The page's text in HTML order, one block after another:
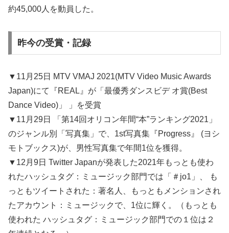
約45,000人を動員した。
昨今の受賞・記録
▼11月25日 MTV VMAJ 2021(MTV Video Music Awards
Japan)にて『REAL』が「最優秀ダンスビデ オ賞(Best
Dance Video)」 」を受賞
▼11月29日 「第14回オリコン年間“本”ランキング2021」
のジャンル別「写真集」で、1st写真集『Progress』 (ヨシ
モトブックス)が、男性写真集で年間1位を獲得。
▼12月9日 Twitter Japanが発表した2021年もっとも使わ
れたハッシュタグ：ミュージック部門では「＃jo1」、 も
っともツイートされた：著名人、もっともメンションされ
たアカウント：ミュージックで、1位に輝く。（もっとも
使われた ハッシュタグ：ミュージック部門での１位は２